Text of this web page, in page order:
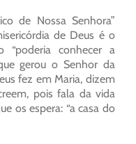
de Nossa Senhora”
de Deus é o
“poderia conhecer a
gerou o Senhor da
fez em Maria, dizem
pois fala da vida
os espera: “a casa do